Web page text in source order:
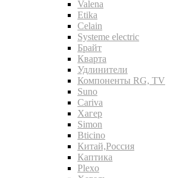
Valena
Etika
Celain
Systeme electric
Брайт
Кварта
Удлинители
Компоненты RG, TV
Suno
Cariva
Хагер
Simon
Bticino
Китай,Россия
Каптика
Plexo